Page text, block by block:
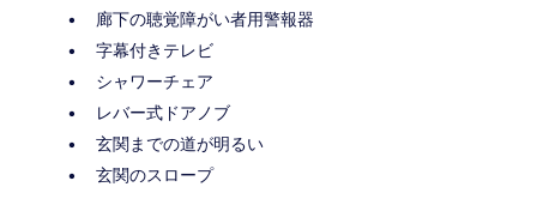
廊下の聴覚障がい者用警報器
字幕付きテレビ
シャワーチェア
レバー式ドアノブ
玄関までの道が明るい
玄関のスロープ